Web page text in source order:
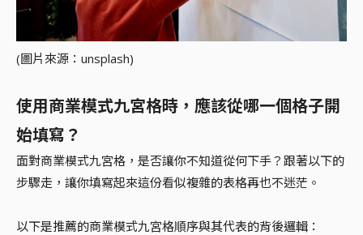
(圖片來源：unsplash)
使用商業模式九宮格時，應該從哪一個格子開
始填寫？
面對商業模式九宮格，是否讓你不知道從何下手？跟著以下的
步驟走，讓你填寫起來這份看似複雜的表格再也不迷茫。
以下是推薦的商業模式九宮格順序與其代表的背後邏輯：